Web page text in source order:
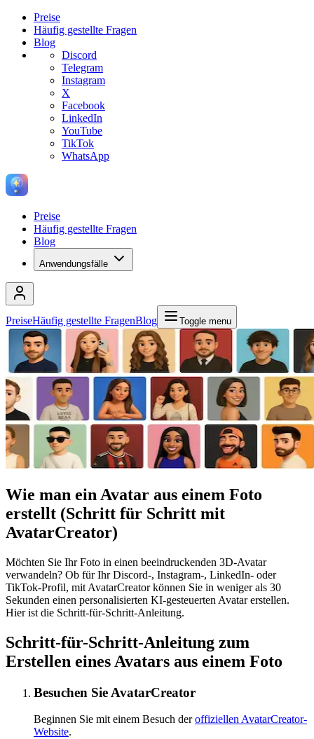
Preise
Häufig gestellte Fragen
Blog
Discord
Telegram
Instagram
X
Facebook
LinkedIn
YouTube
TikTok
WhatsApp
Preise
Häufig gestellte Fragen
Blog
Anwendungsfälle
PreiseHäufig gestellte FragenBlog Toggle menu
Wie man ein Avatar aus einem Foto
erstellt (Schritt für Schritt mit
AvatarCreator)
Möchten Sie Ihr Foto in einen beeindruckenden 3D-Avatar
verwandeln? Ob für Ihr Discord-, Instagram-, LinkedIn- oder
TikTok-Profil, mit AvatarCreator können Sie in weniger als 30
Sekunden einen personalisierten KI-gesteuerten Avatar erstellen.
Hier ist die Schritt-für-Schritt-Anleitung.
Schritt-für-Schritt-Anleitung zum
Erstellen eines Avatars aus einem Foto
Besuchen Sie AvatarCreator
Beginnen Sie mit einem Besuch deroffiziellen AvatarCreator-
Website.